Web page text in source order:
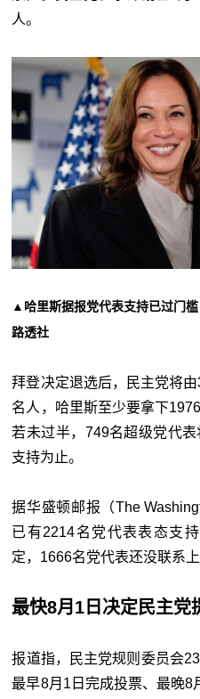
人。
▲哈里斯据报党代表支持已过门槛
路透社
拜登决定退选后，民主党将
名人，哈里斯至少要拿下
若未过半，749名超级党代
支持为止。
据华盛顿邮报（The
已有2214名党代表表态支
定，1666名党代表还没联系上
最快8月1日决定民主党
报道指，民主党规则委员会
最早8月1日完成投票、最晚8